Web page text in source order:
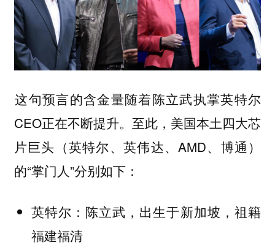
‍这句预言的含金量随着陈立武执掌英特尔
CEO正在不断提升。至此，美国本土四大芯
片巨头（英特尔、英伟达、AMD、博通）
的“掌门人”分别如下：
英特尔：陈立武，出生于新加坡，祖籍
福建福清